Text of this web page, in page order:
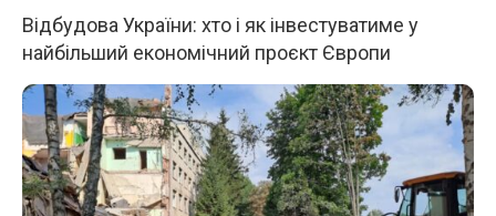
Відбудова України: хто і як інвестуватиме у
найбільший економічний проєкт Європи